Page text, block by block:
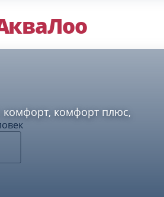
комфорт, комфорт плюс,